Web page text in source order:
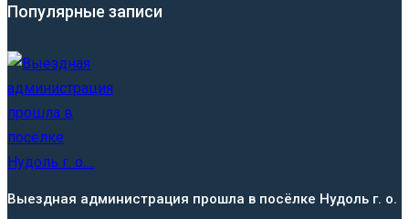
Популярные записи
Выездная администрация прошла в посёлке Нудоль г. о.